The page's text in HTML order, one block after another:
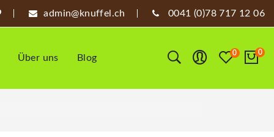
admin@knuffel.ch 0041 (0)78 717 12 06
Über uns Blog 0 0